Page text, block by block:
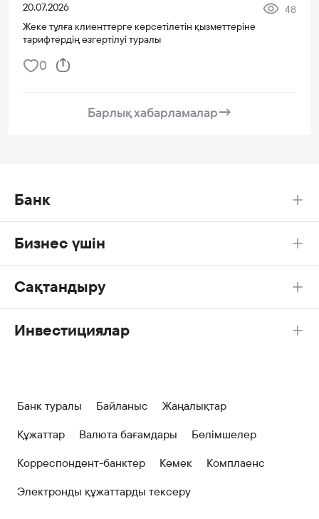
20.07.2026
48
Жеке тұлға клиенттерге көрсетілетін қызметтеріне
тарифтердің өзгертілуі туралы
0
Барлық хабарламалар→
Банк
Бизнес үшін
Сақтандыру
Инвестициялар
Банк туралы Байланыс
Жаңалықтар
Құжаттар
Валюта бағамдары
Бөлімшелер
Корреспондент-банктер
Көмек
Комплаенс
Электронды құжаттарды тексеру